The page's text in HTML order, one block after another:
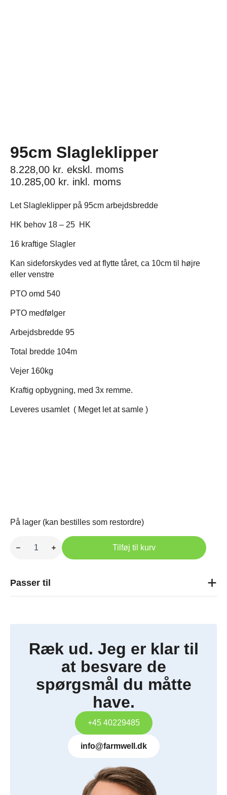
95cm Slagleklipper
8.228,00 kr. ekskl. moms
10.285,00 kr. inkl. moms
Let Slagleklipper på 95cm arbejdsbredde
HK behov 18 – 25 HK
16 kraftige Slagler
Kan sideforskydes ved at flytte tåret, ca 10cm til højre
eller venstre
PTO omd 540
PTO medfølger
Arbejdsbredde 95
Total bredde 104m
Vejer 160kg
Kraftig opbygning, med 3x remme.
Leveres usamlet ( Meget let at samle )
På lager (kan bestilles som restordre)
Slagleklipper
Tilføj til kurv
Passer til
Ræk ud. Jeg er klar til
at besvare de
spørgsmål du måtte
have.
+45 40229485
info@farmwell.dk